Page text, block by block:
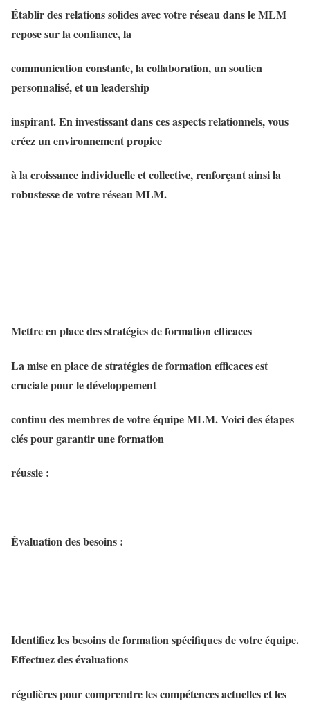
Établir des relations solides avec votre réseau dans le MLM
repose sur la confiance, la
communication constante, la collaboration, un soutien
personnalisé, et un leadership
inspirant. En investissant dans ces aspects relationnels, vous
créez un environnement propice
à la croissance individuelle et collective, renforçant ainsi la
robustesse de votre réseau MLM.
Mettre en place des stratégies de formation efficaces
La mise en place de stratégies de formation efficaces est
cruciale pour le développement
continu des membres de votre équipe MLM. Voici des étapes
clés pour garantir une formation
réussie :
Évaluation des besoins :
Identifiez les besoins de formation spécifiques de votre équipe.
Effectuez des évaluations
régulières pour comprendre les compétences actuelles et les